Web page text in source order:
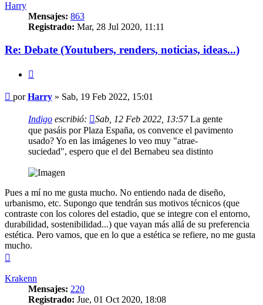
Harry
Mensajes: 863
Registrado: Mar, 28 Jul 2020, 11:11
Re: Debate (Youtubers, renders, noticias, ideas...)
Mensaje
porHarry » Sab, 19 Feb 2022, 15:01
Indigo escribió: Sab, 12 Feb 2022, 13:57La gente
que pasáis por Plaza España, os convence el pavimento
usado? Yo en las imágenes lo veo muy "atrae-
suciedad", espero que el del Bernabeu sea distinto
Pues a mí no me gusta mucho. No entiendo nada de diseño,
urbanismo, etc. Supongo que tendrán sus motivos técnicos (que
contraste con los colores del estadio, que se integre con el entorno,
durabilidad, sostenibilidad...) que vayan más allá de su preferencia
estética. Pero vamos, que en lo que a estética se refiere, no me gusta
mucho.
Krakenn
Mensajes: 220
Registrado: Jue, 01 Oct 2020, 18:08